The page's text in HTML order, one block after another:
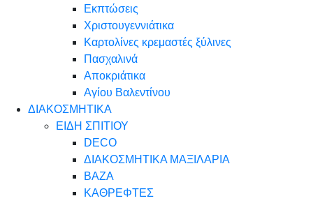
Εκπτώσεις
Χριστουγεννιάτικα
Καρτολίνες κρεμαστές ξύλινες
Πασχαλινά
Αποκριάτικα
Αγίου Βαλεντίνου
ΔΙΑΚΟΣΜΗΤΙΚΑ
ΕΙΔΗ ΣΠΙΤΙΟΥ
DECO
ΔΙΑΚΟΣΜΗΤΙΚΑ ΜΑΞΙΛΑΡΙΑ
ΒΑΖΑ
ΚΑΘΡΕΦΤΕΣ